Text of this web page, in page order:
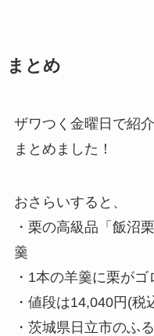
まとめ
ザワつく金曜日で紹
まとめました！
おさらいすると、
・栗の高級品「飯沼
羹
・1本の羊羹に栗が
・値段は14,040円(税
・茨城県日立市のふ